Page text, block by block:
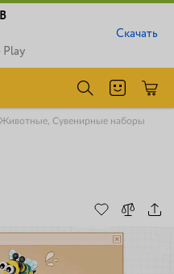
Животные, Сувенирные наборы
Play
Скачать